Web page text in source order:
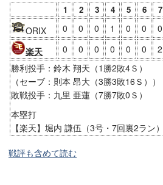
1 2 3 4 5 6 7
ORIX 0 0 0 1 0 0 0
楽天
0 0 0 0 0 0 2
勝利投手：鈴木 翔天（1勝2敗4Ｓ）
（セーブ：則本 昂大（3勝3敗16Ｓ））
敗戦投手：九里 亜蓮（7勝7敗0Ｓ）
本塁打
【楽天】堀内 謙伍（3号・7回裏2ラン）
戦評も含めて読む